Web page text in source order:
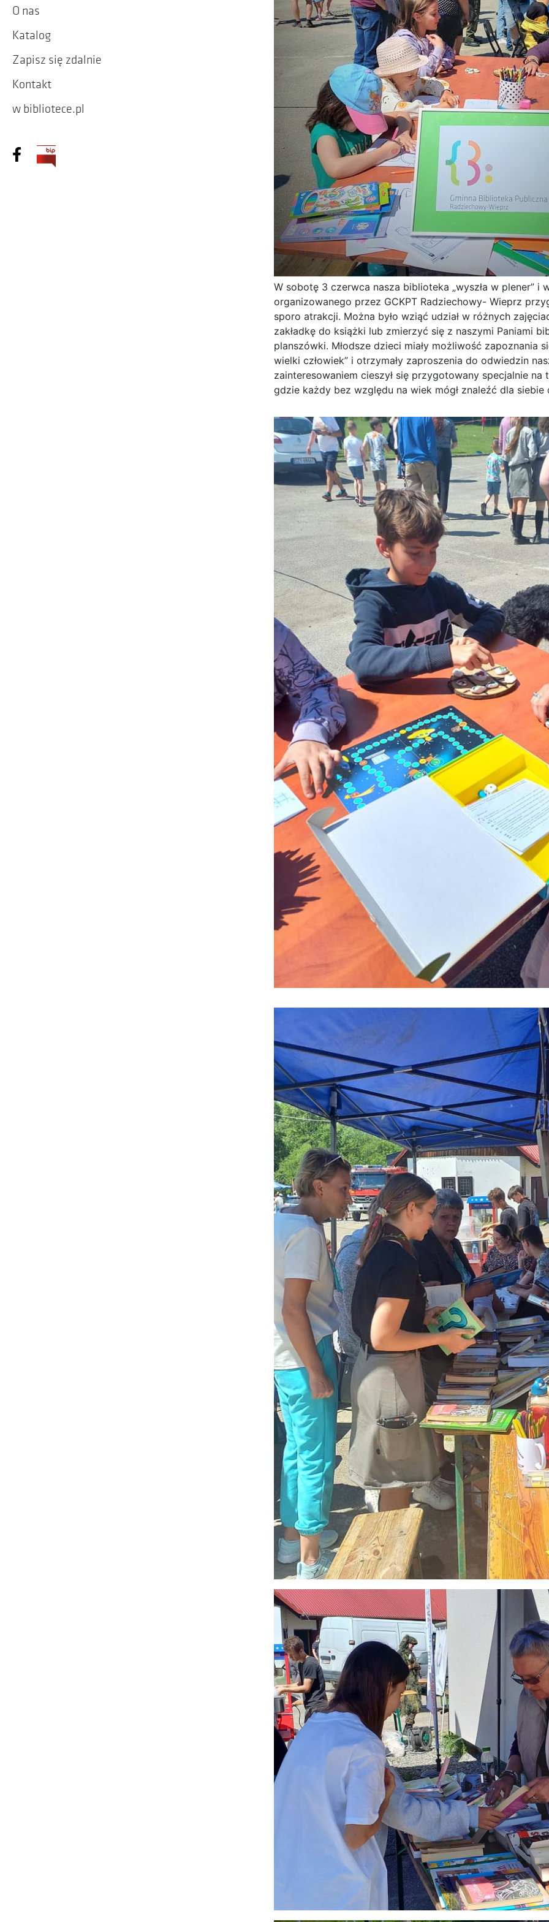
O nas
Katalog
Zapisz się zdalnie
Kontakt
w bibliotece.pl
W sobotę 3 czerwca nasza biblioteka „wyszła w plener” i
organizowanego przez GCKPT Radziechowy- Wieprz
sporo atrakcji. Można było wziąć udział w różnych
zakładkę do książki lub zmierzyć się z naszymi Paniami
planszówki. Młodsze dzieci miały możliwość zapoznania
wielki człowiek” i otrzymały zaproszenia do odwiedzin
zainteresowaniem cieszył się przygotowany specjalnie na
gdzie każdy bez względu na wiek mógł znaleźć dla siebie